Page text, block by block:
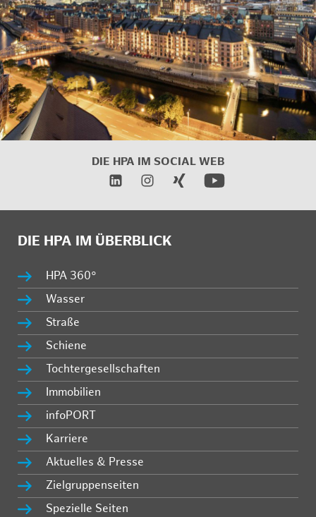
DIE HPA IM SOCIAL WEB
DIE HPA IM ÜBERBLICK
HPA 360°
Wasser
Straße
Schiene
Tochtergesellschaften
Immobilien
infoPORT
Karriere
Aktuelles & Presse
Zielgruppenseiten
Spezielle Seiten